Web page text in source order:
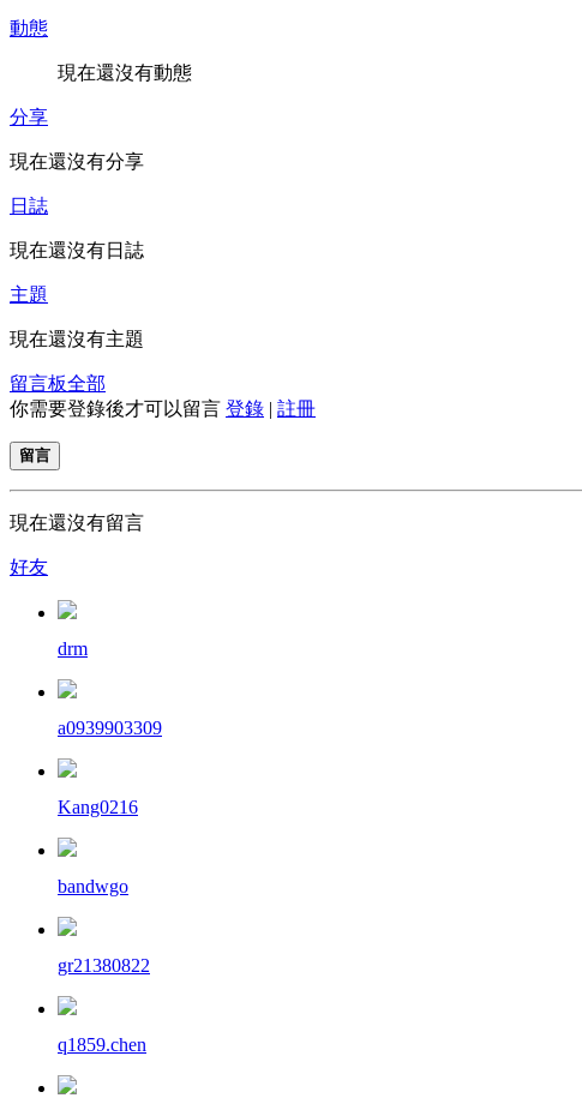
動態
現在還沒有動態
分享
現在還沒有分享
日誌
現在還沒有日誌
主題
現在還沒有主題
留言板全部
你需要登錄後才可以留言 登錄 | 註冊
留言
現在還沒有留言
好友
drm
a0939903309
Kang0216
bandwgo
gr21380822
q1859.chen